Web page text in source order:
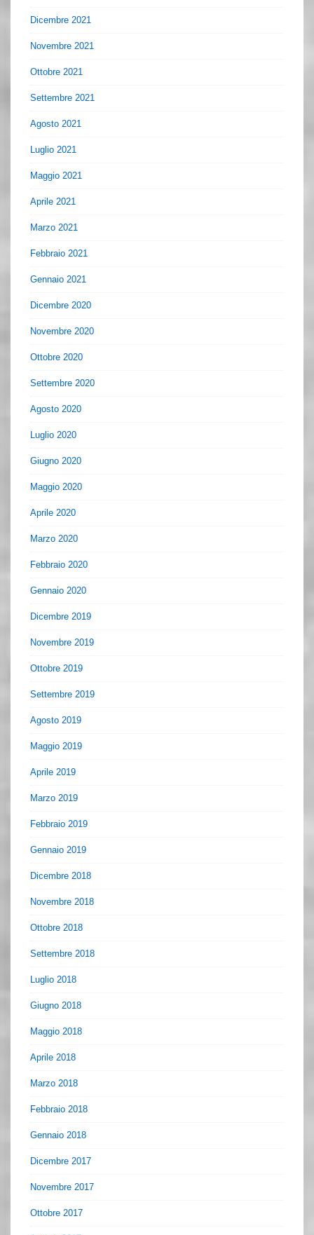
Dicembre 2021
Novembre 2021
Ottobre 2021
Settembre 2021
Agosto 2021
Luglio 2021
Maggio 2021
Aprile 2021
Marzo 2021
Febbraio 2021
Gennaio 2021
Dicembre 2020
Novembre 2020
Ottobre 2020
Settembre 2020
Agosto 2020
Luglio 2020
Giugno 2020
Maggio 2020
Aprile 2020
Marzo 2020
Febbraio 2020
Gennaio 2020
Dicembre 2019
Novembre 2019
Ottobre 2019
Settembre 2019
Agosto 2019
Maggio 2019
Aprile 2019
Marzo 2019
Febbraio 2019
Gennaio 2019
Dicembre 2018
Novembre 2018
Ottobre 2018
Settembre 2018
Luglio 2018
Giugno 2018
Maggio 2018
Aprile 2018
Marzo 2018
Febbraio 2018
Gennaio 2018
Dicembre 2017
Novembre 2017
Ottobre 2017